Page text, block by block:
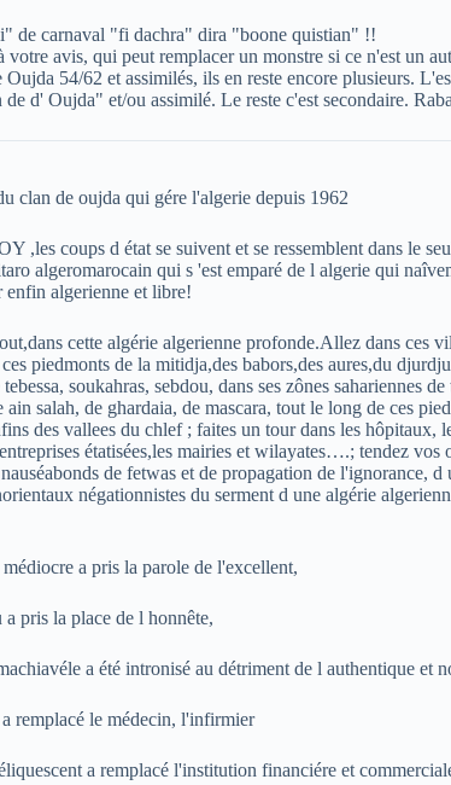
de carnaval "fi dachra" dira "boone quistian" !!
votre avis, qui peut remplacer un monstre si ce n'est un
Oujda 54/62 et assimilés, ils en reste encore plusieurs.
d' Oujda" et/ou assimilé. Le reste c'est secondaire.
clan de oujda qui gére l'algerie depuis 1962
,les coups d état se suivent et se ressemblent dans le
algeromarocain qui s 'est emparé de l algerie qui
enfin algerienne et libre!
cette algérie algerienne profonde.Allez dans ces
piedmonts de la mitidja,des babors,des aures,du
soukahras, sebdou, dans ses zônes sahariennes
ain salah, de ghardaia, de mascara, tout le long de ces
des vallees du chlef ; faites un tour dans les hôpitaux,
étatisées,les mairies et wilayates….; tendez vos
de fetwas et de propagation de l'ignorance, d
négationnistes du serment d une algérie
a pris la parole de l'excellent,
pris la place de l honnête,
a été intronisé au détriment de l authentique et
remplacé le médecin, l'infirmier
a remplacé l'institution financiére et